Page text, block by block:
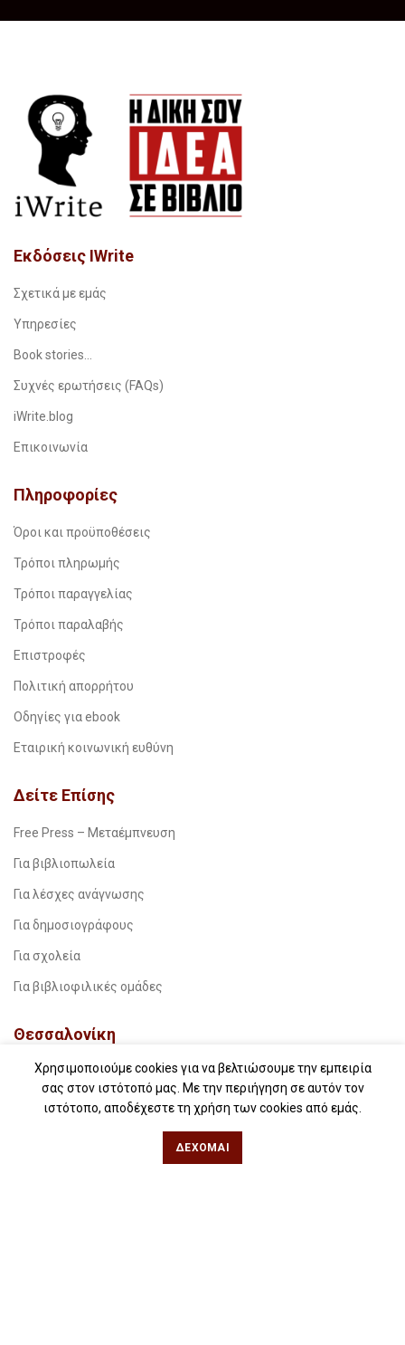
Εκδόσεις IWrite
Σχετικά με εμάς
Υπηρεσίες
Book stories…
Συχνές ερωτήσεις (FAQs)
iWrite.blog
Επικοινωνία
Πληροφορίες
Όροι και προϋποθέσεις
Τρόποι πληρωμής
Τρόποι παραγγελίας
Τρόποι παραλαβής
Επιστροφές
Πολιτική απορρήτου
Οδηγίες για ebook
Εταιρική κοινωνική ευθύνη
Δείτε Επίσης
Free Press – Μεταέμπνευση
Για βιβλιοπωλεία
Για λέσχες ανάγνωσης
Για δημοσιογράφους
Για σχολεία
Για βιβλιοφιλικές ομάδες
Θεσσαλονίκη
Φιλίππου 49, Κέντρο
Τηλ: 2311 27 28 03
Χρησιμοποιούμε cookies για να βελτιώσουμε την εμπειρία
σας στον ιστότοπό μας. Με την περιήγηση σε αυτόν τον
ιστότοπο, αποδέχεστε τη χρήση των cookies από εμάς.
ΔΈΧΟΜΑΙ